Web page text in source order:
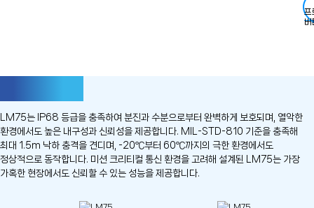
LM75는 IP68 등급을 충족하여 분진과 수분으로부터 완벽하게
보호되며, 열악한
환경에서도 높은 내구성과 신뢰성을 제공합니다. MIL-STD-810 기준을 충족해
최대 1.5m 낙하 충격을 견디며, -20℃부터 60℃까지의 극한 환경에서도
정상적으로 동작합니다. 미션 크리티컬 통신 환경을 고려해 설계된 LM75는 가장
가혹한 현장에서도 신뢰할 수 있는 성능을 제공합니다.